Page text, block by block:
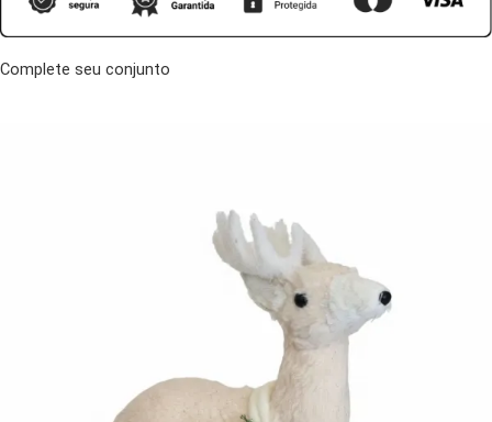
Complete seu conjunto